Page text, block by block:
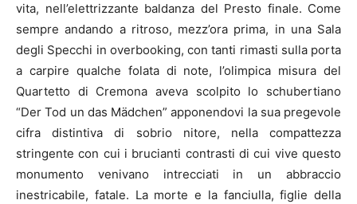
vita, nell’elettrizzante baldanza del Presto finale. Come
sempre andando a ritroso, mezz’ora prima, in una Sala
degli Specchi in overbooking, con tanti rimasti sulla porta
a carpire qualche folata di note, l’olimpica misura del
Quartetto di Cremona aveva scolpito lo schubertiano
“Der Tod un das Mädchen” apponendovi la sua pregevole
cifra distintiva di sobrio nitore, nella compattezza
stringente con cui i brucianti contrasti di cui vive questo
monumento venivano intrecciati in un abbraccio
inestricabile, fatale. La morte e la fanciulla, figlie della